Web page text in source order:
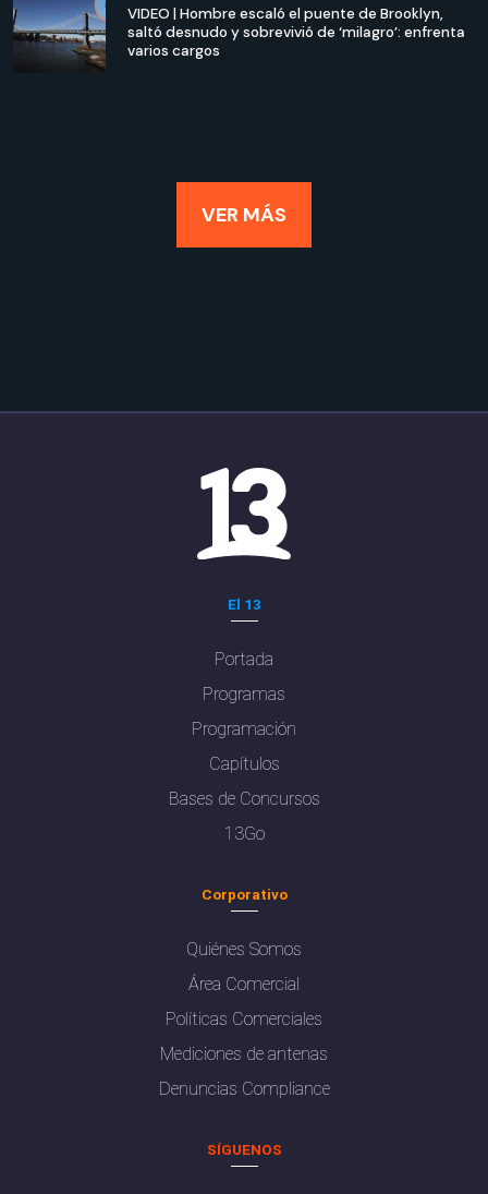
VIDEO | Hombre escaló el puente de Brooklyn,
saltó desnudo y sobrevivió de ‘milagro’: enfrenta
varios cargos
VER MÁS
El 13
Portada
Programas
Programación
Capítulos
Bases de Concursos
13Go
Corporativo
Quiénes Somos
Área Comercial
Políticas Comerciales
Mediciones de antenas
Denuncias Compliance
SÍGUENOS